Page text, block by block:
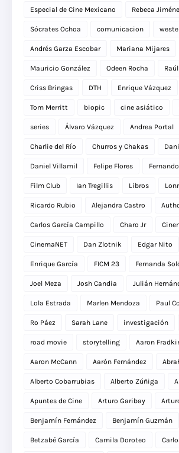
Especial de Cine Mexicano Rebeca
Sócrates Ochoa comunicacion
Andrés Garza Escobar Mariana Mijares
Mauricio González Odeen Rocha
Criss Bringas DTH Enrique Vázquez
Tom Merritt biopic cine asiático
series Álvaro Vázquez Andrea Portal
Charlie del Río Churros y Chakas
Daniel Villamil Felipe Flores
Film Club Ian Tregillis Libros
Ricardo Rubio Alejandra Castro
Carlos García Campillo Charo Jr
CinemaNET Dan Zlotnik Edgar Nito
Enrique García FICM 23 Fernanda
Joel Meza Josh Candia Julián
Lola Estrada Marlen Mendoza Paul
Ro Páez Sarah Lane investigación
road movie storytelling Aaron
Aaron McCann Aarón Fernández
Alberto Cobarrubias Alberto Zúñiga
Apuntes de Cine Arturo Garibay
Benjamín Fernández Benjamín Guzmán
Betzabé García Camila Doroteo